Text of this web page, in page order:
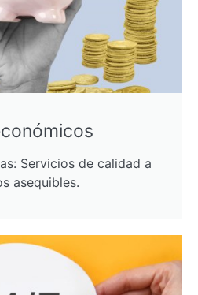
Servicios de calidad a
asequibles.